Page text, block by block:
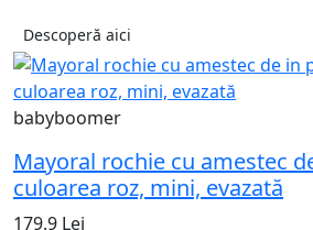
Descoperă aici
babyboomer
Mayoral rochie cu amestec
culoarea roz, mini, evazată
179.9 Lei